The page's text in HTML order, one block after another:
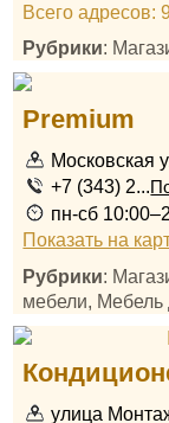
Всего адресов: 9
Рубрики:
Premium
Московская
+7 (343) 2...
пн-сб
Показать на
Рубрики:
мебели, Мебель
улица